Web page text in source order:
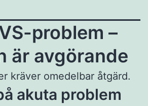
problem –
är avgörande
kräver omedelbar åtgärd.
akuta problem